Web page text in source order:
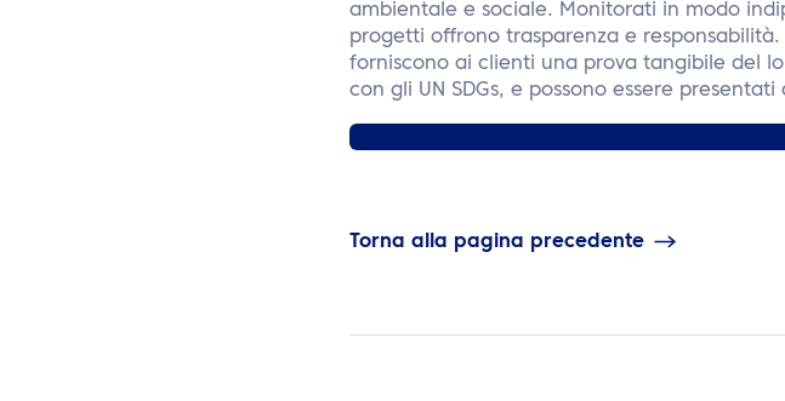
ambientale e sociale. Monitorati in modo
progetti offrono trasparenza e
forniscono ai clienti una prova tangibile del
con gli UN SDGs, e possono essere
Torna alla pagina precedente